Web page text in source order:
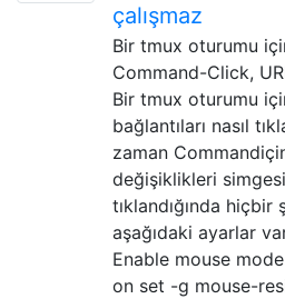
çalışmaz
Bir tmux oturumu
Command-Click,
Bir tmux oturumu
bağlantıları nasıl
zaman
değişiklikleri
tıklandığında
aşağıdaki ayarlar
Enable mouse
on set -g mouse-